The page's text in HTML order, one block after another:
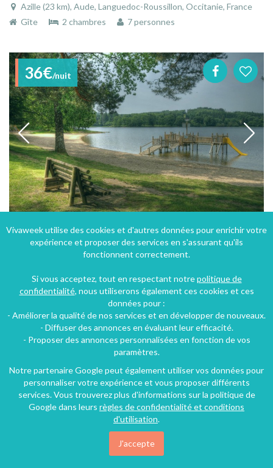
Azille (23 km), Aude, Languedoc-Roussillon, Occitanie, France
Gîte
2 chambres 7 personnes
36€/nuit
Gîte
1 chambre 4 personnes
187€/nuit
Vivaweek utilise des cookies et d'autres données pour enrichir votre
expérience et proposer des services en s'assurant qu'ils
fonctionnent correctement.
Si vous acceptez, tout en respectant notrepolitique de
confidentialité, nous utiliserons également ces cookies et ces
données pour :
- Améliorer la qualité de nos services et en développer de nouveaux.
- Diffuser des annonces en évaluant leur efficacité.
- Proposer des annonces personnalisées en fonction de vos
paramètres.
Notre partenaire Google peut également utiliser vos données pour
personnaliser votre expérience et vous proposer différents
services. Vous trouverez plus d'informations sur la politique de
Google dans leurs règles de confidentialité et conditions
d'utilisation.
J'accepte